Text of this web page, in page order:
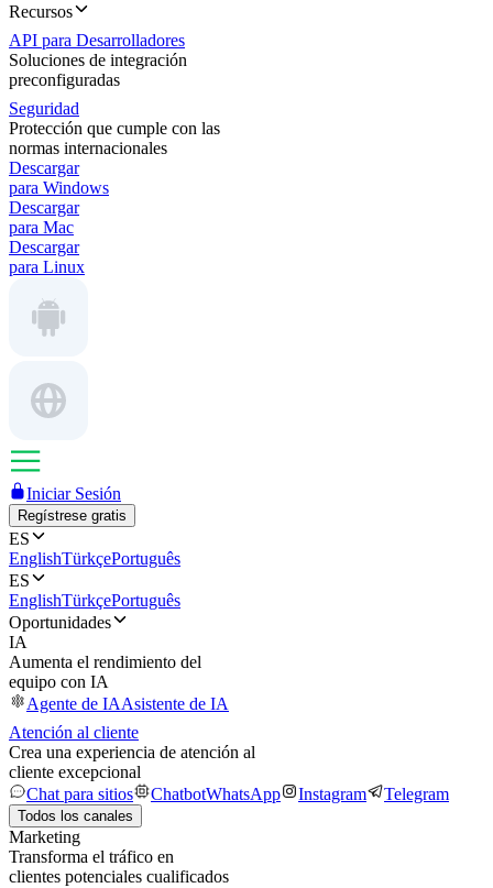
Recursos
API para Desarrolladores
Soluciones de integración
preconfiguradas
Seguridad
Protección que cumple con las
normas internacionales
Descargar
para Windows
Descargar
para Mac
Descargar
para Linux
Iniciar Sesión
Regístrese gratis
ES
EnglishTürkçePortuguês
ES
EnglishTürkçePortuguês
Oportunidades
IA
Aumenta el rendimiento del
equipo con IA
Agente de IAAsistente de IA
Atención al cliente
Crea una experiencia de atención al
cliente excepcional
Chat para sitios
ChatbotWhatsApp Instagram Telegram
Todos los canales
Marketing
Transforma el tráfico en
clientes potenciales cualificados